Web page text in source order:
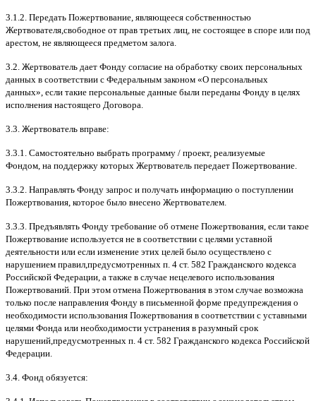
3.1.2. Передать Пожертвование, являющееся собственностью
Жертвователя,свободное от прав третьих лиц, не состоящее в споре или под
арестом, не являющееся предметом залога.
3.2. Жертвователь дает Фонду согласие на обработку своих персональных
данных в соответствии с Федеральным законом «О персональных
данных», если такие персональные данные были переданы Фонду в целях
исполнения настоящего Договора.
3.3. Жертвователь вправе:
3.3.1. Самостоятельно выбрать программу / проект, реализуемые
Фондом, на поддержку которых Жертвователь передает Пожертвование.
3.3.2. Направлять Фонду запрос и получать информацию о поступлении
Пожертвования, которое было внесено Жертвователем.
3.3.3. Предъявлять Фонду требование об отмене Пожертвования, если такое
Пожертвование используется не в соответствии с целями уставной
деятельности или если изменение этих целей было осуществлено с
нарушением правил,предусмотренных п. 4 ст. 582 Гражданского кодекса
Российской Федерации, а также в случае нецелевого использования
Пожертвований. При этом отмена Пожертвования в этом случае возможна
только после направления Фонду в письменной форме предупреждения о
необходимости использования Пожертвования в соответствии с уставными
целями Фонда или необходимости устранения в разумный срок
нарушений,предусмотренных п. 4 ст. 582 Гражданского кодекса Российской
Федерации.
3.4. Фонд обязуется: